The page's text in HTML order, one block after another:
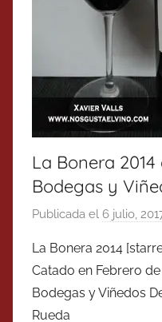
La Bonera
Bodegas y
Publicada el 6 julio,
La Bonera 2014
Catado en Febrero
Bodegas y Viñedos
Rueda